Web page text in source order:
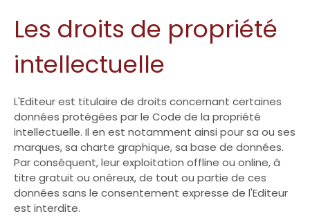
Les droits de propriété
intellectuelle
L'Editeur est titulaire de droits concernant certaines
données protégées par le Code de la propriété
intellectuelle. Il en est notamment ainsi pour sa ou ses
marques, sa charte graphique, sa base de données.
Par conséquent, leur exploitation offline ou online, à
titre gratuit ou onéreux, de tout ou partie de ces
données sans le consentement expresse de l'Editeur
est interdite.